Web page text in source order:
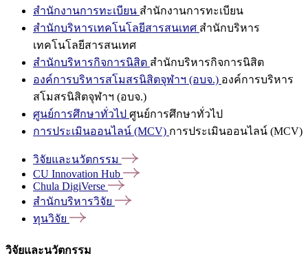
สำนักงานการทะเบียน สำนักงานการทะเบียน
สำนักบริหารเทคโนโลยีสารสนเทศ สำนักบริหาร
เทคโนโลยีสารสนเทศ
สำนักบริหารกิจการนิสิต สำนักบริหารกิจการนิสิต
องค์การบริหารสโมสรนิสิตจุฬาฯ (อบจ.) องค์การบริหาร
สโมสรนิสิตจุฬาฯ (อบจ.)
ศูนย์การศึกษาทั่วไป ศูนย์การศึกษาทั่วไป
การประเมินออนไลน์ (MCV) การประเมินออนไลน์ (MCV)
วิจัยและนวัตกรรม
CU Innovation Hub
Chula DigiVerse
สำนักบริหารวิจัย
ทุนวิจัย
วิจัยและนวัตกรรม